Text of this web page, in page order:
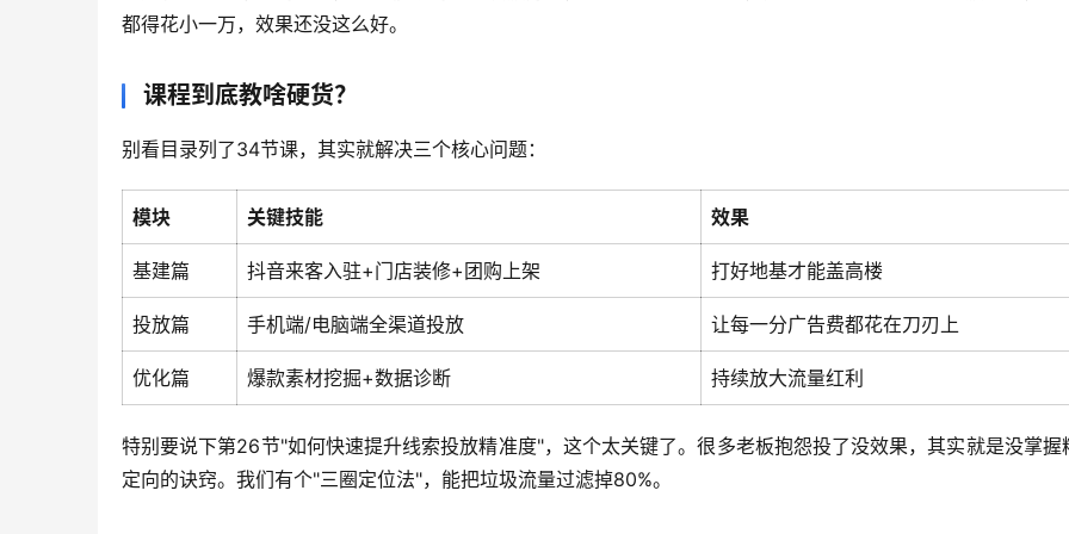
都得花小一万，效果还没这么好。
课程到底教啥硬货？
别看目录列了34节课，其实就解决三个核心问题：
模块 关键技能 效果
基建篇 抖音来客入驻+门店装修+团购上架 打好地基才能盖高楼
投放篇 手机端/电脑端全渠道投放 让每一分广告费都花在刀刃上
优化篇 爆款素材挖掘+数据诊断 持续放大流量红利
特别要说下第26节"如何快速提升线索投放精准度"，这个太关键了。很多老板抱怨投了没效果，其实就是没掌握
定向的诀窍。我们有个"三圈定位法"，能把垃圾流量过滤掉80%。